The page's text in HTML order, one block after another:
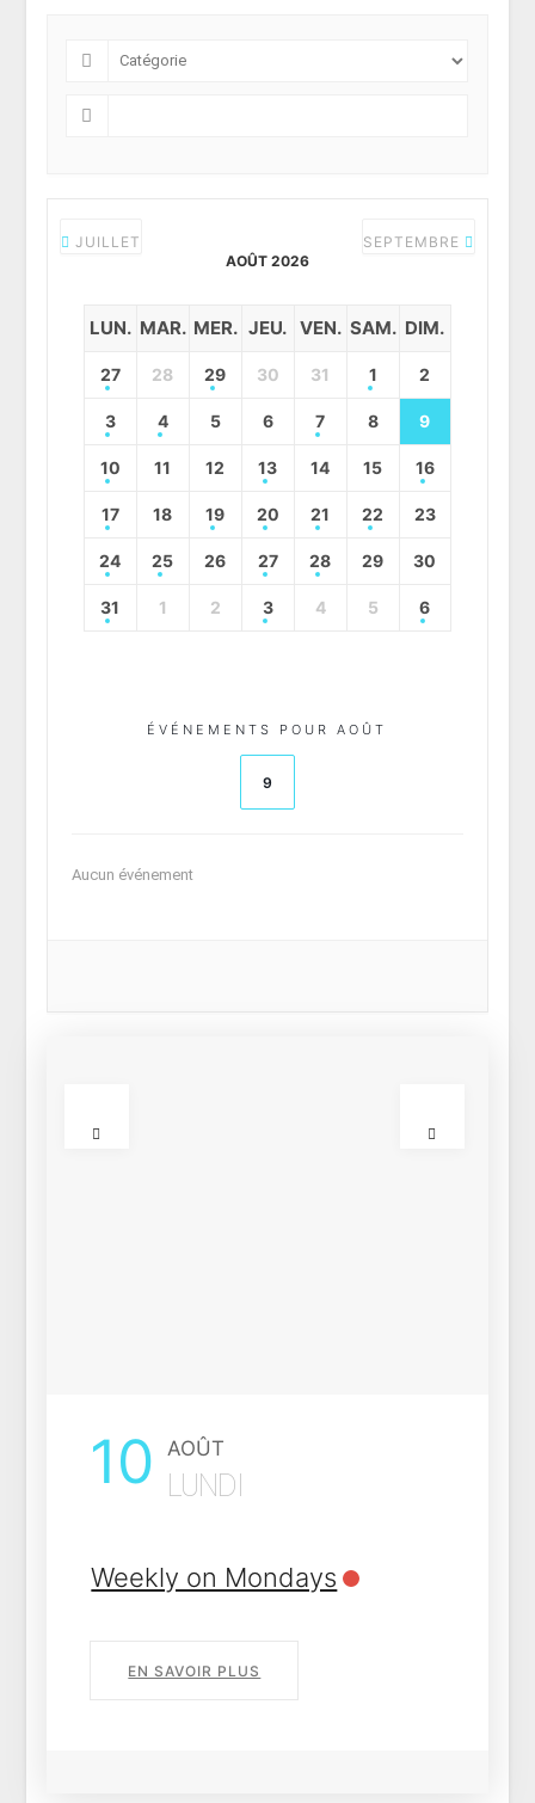
JUILLET
AOÛT 2026
SEPTEMBRE
LUN. MAR. MER. JEU. VEN. SAM. DIM.
27 28 29 30 31 1 2
3 4 5 6 7 8 9
10 11 12 13 14 15 16
17 18 19 20 21 22 23
24 25 26 27 28 29 30
31 1 2 3 4 5 6
ÉVÉNEMENTS POUR AOÛT
9
Aucun événement
13 AOÛT
JEUDI
Daily each 3 days
EN SAVOIR PLUS